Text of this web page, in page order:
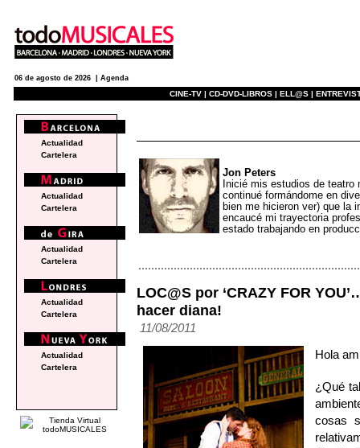
06 de agosto de 2026 | Agenda
CINE-TV | CD-DVD-LIBROS | ELL@S |
Jon Peters
Inicié mis estudios de
continué formándome en
bien me hicieron ver) que la
encaucé mi trayectoria
estado trabajando en
LOC@S por ‘CRAZY FOR
hacer diana!
11/08/2011
Hola
¿Qué
cosas
Actualidad
Cartelera
Actualidad
Cartelera
Actualidad
Cartelera
Actualidad
Cartelera
Actualidad
Cartelera